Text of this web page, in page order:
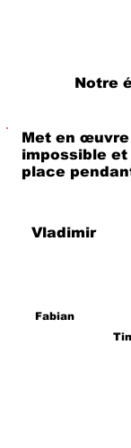
Notre
Vladimir
Fabian
Met en
impossible
place